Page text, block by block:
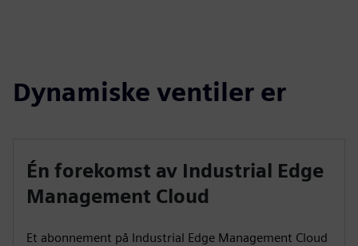
Dynamiske ventiler er
Én forekomst av Industrial Edge
Management Cloud
Et abonnement på Industrial Edge Management Cloud